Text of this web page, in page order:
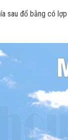
sau đổ bằng có